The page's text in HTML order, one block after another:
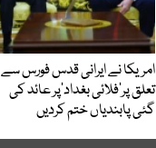
امریکا نے ایرانی قدس فورس سے
تعلق پر’فلائی بغداد‘پر عائد کی
گئی پابندیاں ختم کردیں